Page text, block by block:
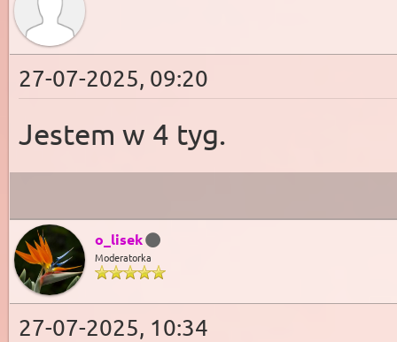
27-07-2025, 09:20
Jestem w 4 tyg.
o_lisek
Moderatorka
27-07-2025, 10:34